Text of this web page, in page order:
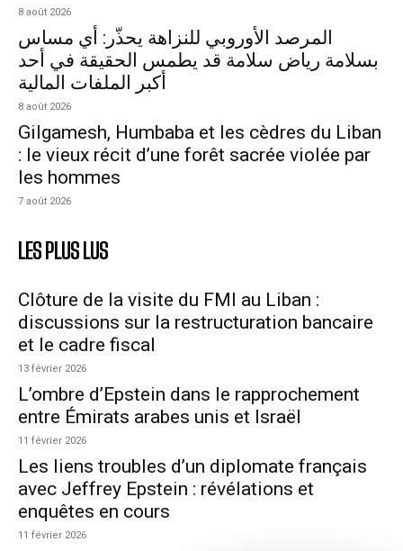
8 août 2026
المرصد الأوروبي للنزاهة يحذّر: أي مساس
بسلامة رياض سلامة قد يطمس الحقيقة في أحد
أكبر الملفات المالية
8 août 2026
Gilgamesh, Humbaba et les cèdres du Liban
: le vieux récit d’une forêt sacrée violée par
les hommes
7 août 2026
LES PLUS LUS
Clôture de la visite du FMI au Liban :
discussions sur la restructuration bancaire
et le cadre fiscal
13 février 2026
L’ombre d’Epstein dans le rapprochement
entre Émirats arabes unis et Israël
11 février 2026
Les liens troubles d’un diplomate français
avec Jeffrey Epstein : révélations et
enquêtes en cours
11 février 2026